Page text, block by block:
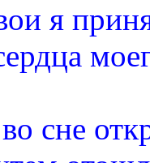
я
сне